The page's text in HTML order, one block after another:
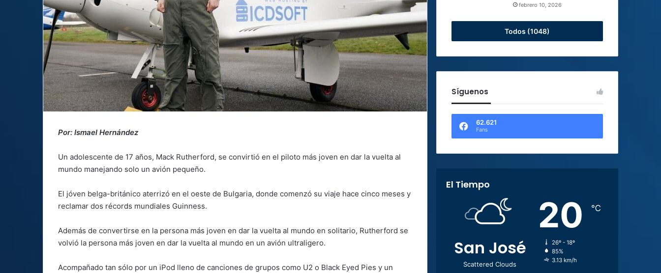
Por: Ismael Hernández
Un adolescente de 17 años, Mack Rutherford, se convirtió en el piloto más joven en dar la vuelta al
mundo manejando solo un avión pequeño.
El jóven belga-británico aterrizó en el oeste de Bulgaria, donde comenzó su viaje hace cinco meses y
reclamar dos récords mundiales Guinness.
Además de convertirse en la persona más joven en dar la vuelta al mundo en solitario, Rutherford se
volvió la persona más joven en dar la vuelta al mundo en un avión ultraligero.
Acompañado tan sólo por un iPod lleno de canciones de grupos como U2 o Black Eyed Pies y un
febrero 10, 2026
Todos (1048)
Síguenos
62.621
Fans
El Tiempo
San José
Scattered Clouds
20 ℃
26º - 18º
85%
3.13 km/h